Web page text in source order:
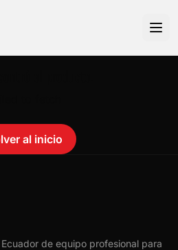
al inicio
de equipo profesional para